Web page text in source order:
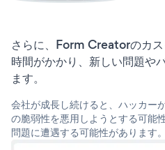
さらに、Form Creatorのカ
時間がかかり、新しい問題や
ます。
会社が成長し続けると、ハッカー
の脆弱性を悪用しようとする可能
問題に遭遇する可能性があります。